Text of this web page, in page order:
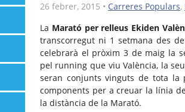
26 febrer, 2015 • Carreres Populars,
La Marató per relleus Ekiden
transcorregut ni 1 setmana des
celebrarà el pròxim 3 de maig la
pel running que viu València, la
seran conjunts vinguts de tota la
components per a creuar la línia
la distància de la Marató.